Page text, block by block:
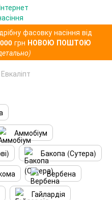
фасовку насіння від
грн НОВОЮ ПОШТОЮ
Евкаліпт
Аммобіум
Бакопа (Сутера)
Вербена
Гайлардія